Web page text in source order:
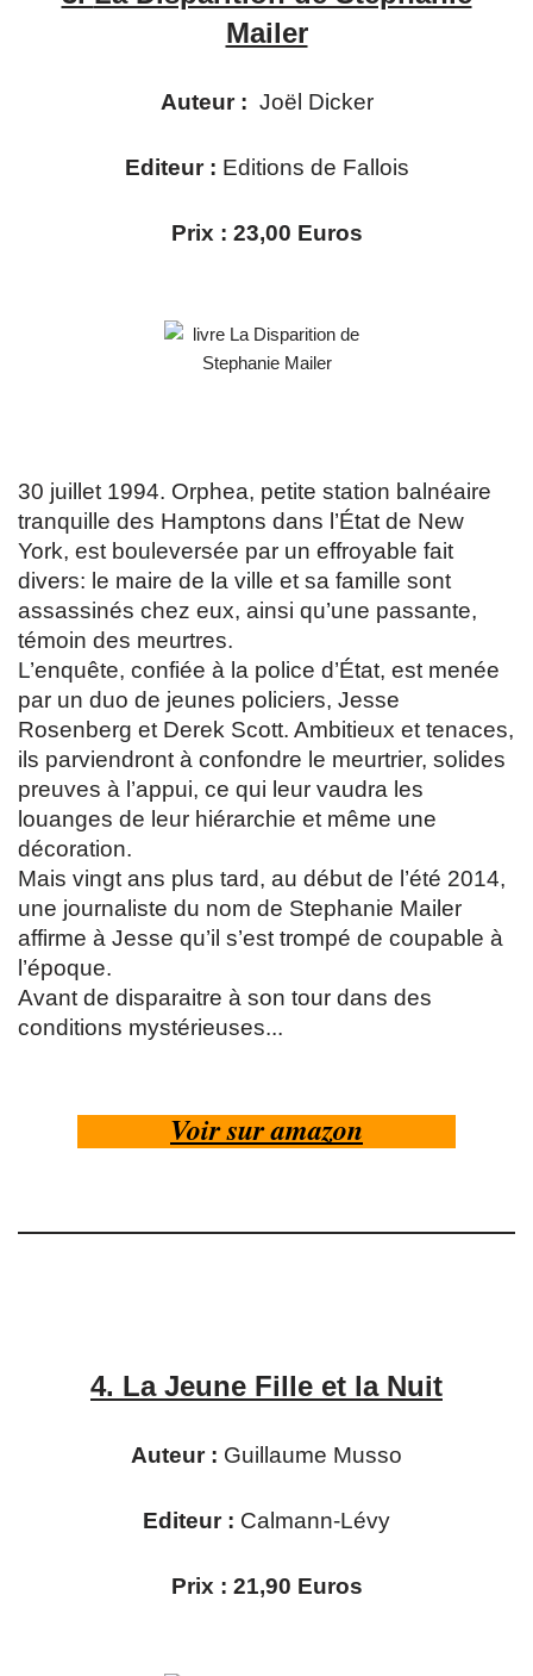
Mailer
Auteur : Joël Dicker
Editeur : Editions de Fallois
Prix : 23,00 Euros
30 juillet 1994. Orphea, petite station balnéaire
tranquille des Hamptons dans l’État de New
York, est bouleversée par un effroyable fait
divers: le maire de la ville et sa famille sont
assassinés chez eux, ainsi qu’une passante,
témoin des meurtres.
L’enquête, confiée à la police d’État, est menée
par un duo de jeunes policiers, Jesse
Rosenberg et Derek Scott. Ambitieux et tenaces,
ils parviendront à confondre le meurtrier, solides
preuves à l’appui, ce qui leur vaudra les
louanges de leur hiérarchie et même une
décoration.
Mais vingt ans plus tard, au début de l’été 2014,
une journaliste du nom de Stephanie Mailer
affirme à Jesse qu’il s’est trompé de coupable à
l’époque.
Avant de disparaitre à son tour dans des
conditions mystérieuses...
Voir sur amazon
4. La Jeune Fille et la Nuit
Auteur : Guillaume Musso
Editeur : Calmann-Lévy
Prix : 21,90 Euros